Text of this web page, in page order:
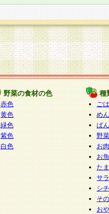
野菜の食材の色
赤色
黄色
緑色
紫色
白色
種
ご
めん
ぱん
野
お
お
た
サ
シ
そ
お